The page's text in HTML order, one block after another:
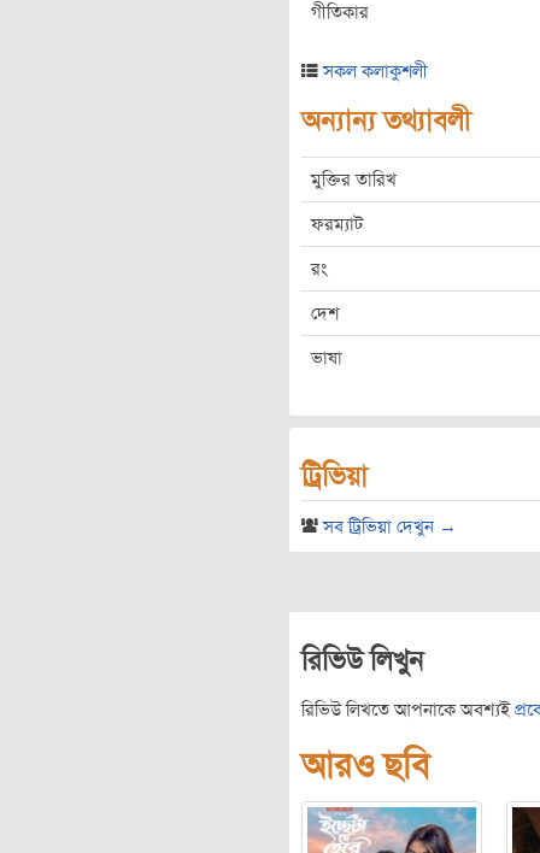
গীতিকার
সকল কলাকুশলী
অন্যান্য তথ্যাবলী
মুক্তির তারিখ
ফরম্যাট
রং
দেশ
ভাষা
ট্রিভিয়া
সব ট্রিভিয়া দেখুন →
রিভিউ লিখুন
রিভিউ লিখতে আপনাকে অবশ্যই
আরও ছবি